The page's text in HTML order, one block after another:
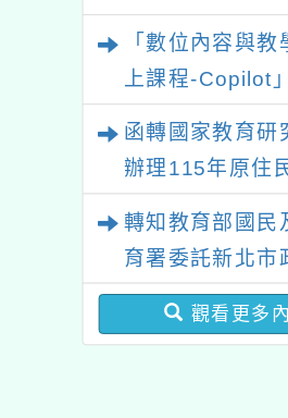
「數位內容與教
上課程-Copilot」
函轉國家教育研
辦理115年原住
轉知教育部國民
育署委託新北市
局辦理「115年
業成長研習實施
觀看更多
圖書館八德分
第二季「我們
「113年補
推廣活動
6月11日受